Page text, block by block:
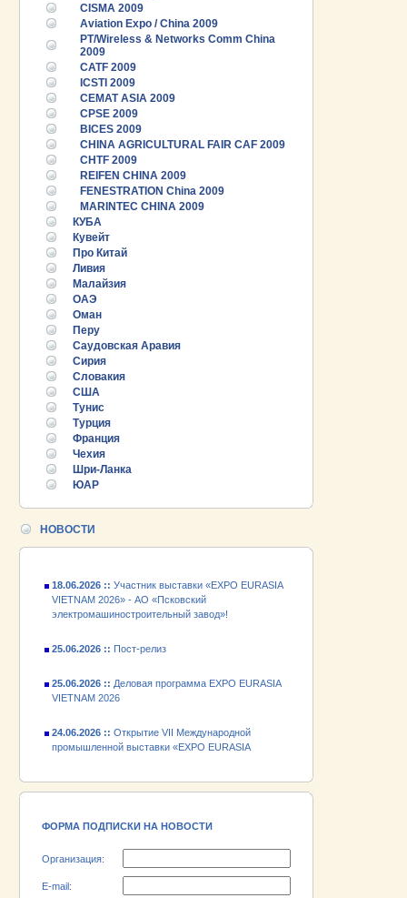
CISMA 2009
Aviation Expo / China 2009
PT/Wireless & Networks Comm China
2009
CATF 2009
ICSTI 2009
CEMAT ASIA 2009
CPSE 2009
BICES 2009
CHINA AGRICULTURAL FAIR CAF 2009
CHTF 2009
REIFEN CHINA 2009
FENESTRATION China 2009
MARINTEC CHINA 2009
КУБА
Кувейт
Про Китай
Ливия
Малайзия
ОАЭ
Оман
Перу
Саудовская Аравия
Сирия
Словакия
США
Тунис
Турция
Франция
Чехия
Шри-Ланка
ЮАР
НОВОСТИ
25.06.2026 ::
25.06.2026 ::
VIETNAM 2026
VIETNAM 2026»
VIETNAM 2026» - АО «Псковский
электромашиностроительный завод»!
VIETNAM 2026
промышленной выставки «EXPO EURASIA
VIETNAM 2026»
VIETNAM 2026» - АО «Псковский
ФОРМА ПОДПИСКИ НА НОВОСТИ
Организация:
E-mail: